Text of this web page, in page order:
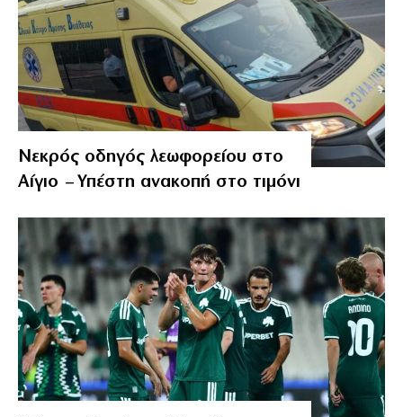
Νεκρός οδηγός λεωφορείου στο
Αίγιο – Υπέστη ανακοπή στο τιμόνι